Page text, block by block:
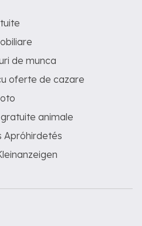
de munca
oferte de cazare
animale
Apróhirdetés